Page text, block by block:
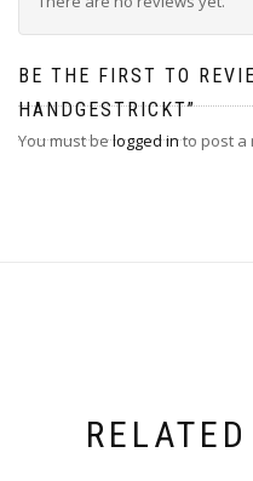
BE THE FIRST TO
HANDGESTRICKT”
You must belogged into post a